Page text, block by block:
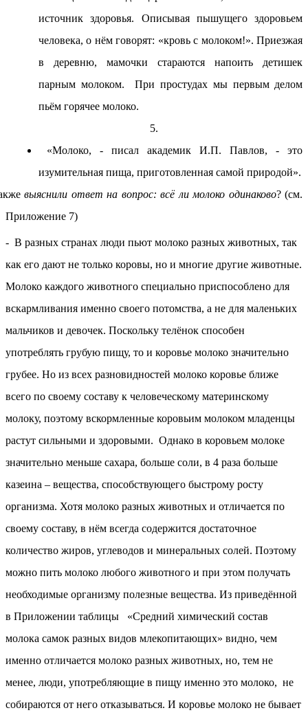
источник здоровья. Описывая пышущего здоровьем
человека, о нём говорят: «кровь с молоком!». Приезжая
в деревню, мамочки стараются напоить детишек
парным молоком. При простудах мы первым делом
пьём горячее молоко.
5.
«Молоко, - писал академик И.П. Павлов, - это
изумительная пища, приготовленная самой природой».
выяснили ответ на вопрос: всё ли молоко одинаково? (см.
Приложение 7)
- В разных странах люди пьют молоко разных животных, так
как его дают не только коровы, но и многие другие животные.
Молоко каждого животного специально приспособлено для
вскармливания именно своего потомства, а не для маленьких
мальчиков и девочек. Поскольку телёнок способен
употреблять грубую пищу, то и коровье молоко значительно
грубее. Но из всех разновидностей молоко коровье ближе
всего по своему составу к человеческому материнскому
молоку, поэтому вскормленные коровьим молоком младенцы
растут сильными и здоровыми. Однако в коровьем молоке
значительно меньше сахара, больше соли, в 4 раза больше
казеина – вещества, способствующего быстрому росту
организма. Хотя молоко разных животных и отличается по
своему составу, в нём всегда содержится достаточное
количество жиров, углеводов и минеральных солей. Поэтому
можно пить молоко любого животного и при этом получать
необходимые организму полезные вещества. Из приведённой
в Приложении таблицы
«Средний химический состав
молока самок разных видов млекопитающих» видно, чем
именно отличается молоко разных животных, но, тем не
менее, люди, употребляющие в пищу именно это молоко, не
собираются от него отказываться. И коровье молоко не бывает